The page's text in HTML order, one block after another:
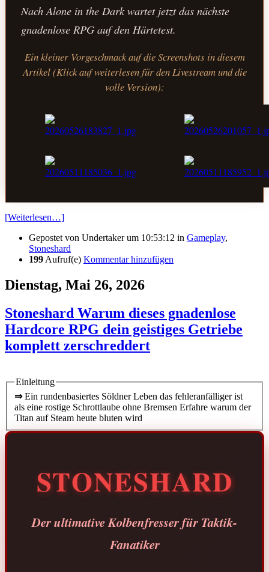
Nach Alone in the Darkwartet jetzt das nächste
gnadenlose RPG auf den Härtetest.
Ein kleiner Vorgeschmack auf die Screenshots in diesem
Artikel (Klick auf weiterlesen für den Livestream und die
volle Version):
[Weiterlesen…]
Gepostet von Undertakerum 10:53:12 in Gameplay,
Stoneshard
199 Aufruf(e) Kommentar hinzufügen
Dienstag, Mai 26, 2026
Stoneshard Warum dieses gnadenlose
Hardcore RPG dein geistiges Getriebe
komplett zerschreddert
Einleitung
⇒Ein rundenbasiertes Söldner Leben das fehleranfälliger ist
als eine rostige Schrottlaube ohne Bremsen Erfahre warum der
Titan auf Steam heute bluten wird
STONESHARD
Der ultimative Kolbenfresser für Taktik-
Fanatiker